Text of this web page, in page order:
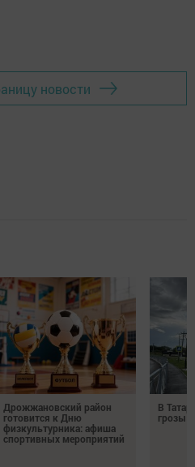
новости
Дрожжановский район
готовится к Дню
физкультурника: афиша
спортивных мероприятий
В
грозы